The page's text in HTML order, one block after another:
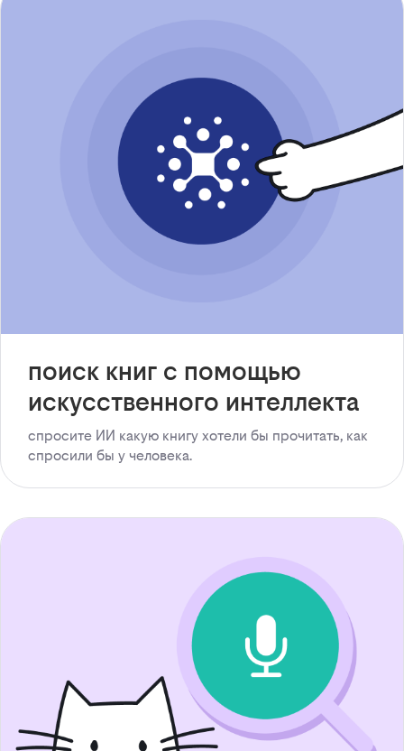
поиск книг с помощью
искусственного интеллекта
спросите ИИ какую книгу хотели бы прочитать, как
спросили бы у человека.